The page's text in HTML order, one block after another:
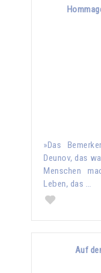
»Das
Deunov, das
Menschen
Leben, das …
Auf